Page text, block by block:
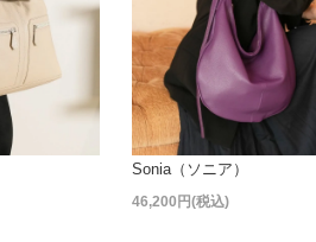
Sonia（ソニア）
46,200円(税込)